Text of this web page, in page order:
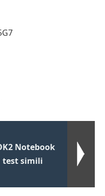
Notebook
test simili